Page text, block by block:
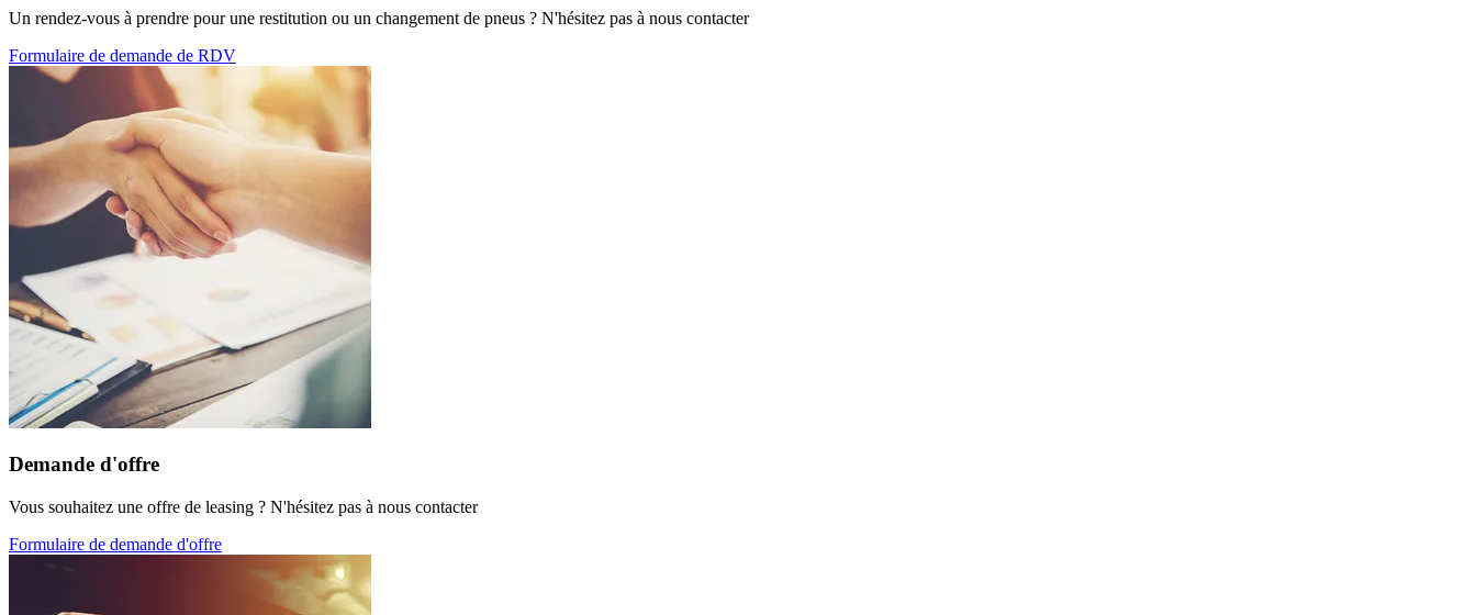
Un rendez-vous à prendre pour une restitution ou un changement de pneus ? N'hésitez pas à nous contacter
Formulaire de demande de RDV
Demande d'offre
Vous souhaitez une offre de leasing ? N'hésitez pas à nous contacter
Formulaire de demande d'offre